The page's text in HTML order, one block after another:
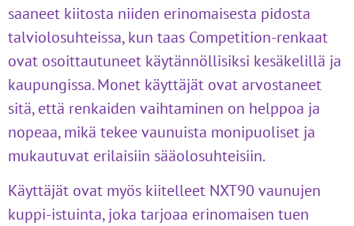
saaneet kiitosta niiden erinomaisesta pidosta
talviolosuhteissa, kun taas Competition-renkaat
ovat osoittautuneet käytännöllisiksi kesäkelillä ja
kaupungissa. Monet käyttäjät ovat arvostaneet
sitä, että renkaiden vaihtaminen on helppoa ja
nopeaa, mikä tekee vaunuista monipuoliset ja
mukautuvat erilaisiin sääolosuhteisiin.
Käyttäjät ovat myös kiitelleet NXT90 vaunujen
kuppi-istuinta, joka tarjoaa erinomaisen tuen